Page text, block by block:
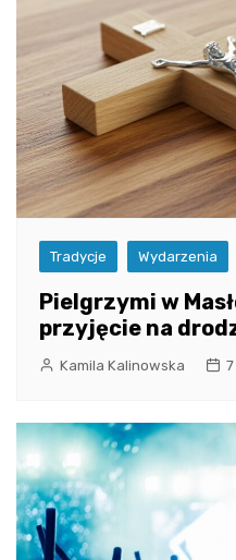
Tradycje Wydarzenia
Pielgrzymi w
przyjęcie na
Kamila Kalinowska